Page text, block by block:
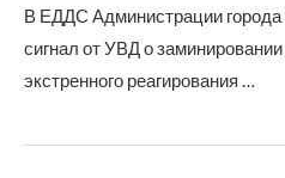
В ЕДДС Администрации
сигнал от УВД о
экстренного реагирования …